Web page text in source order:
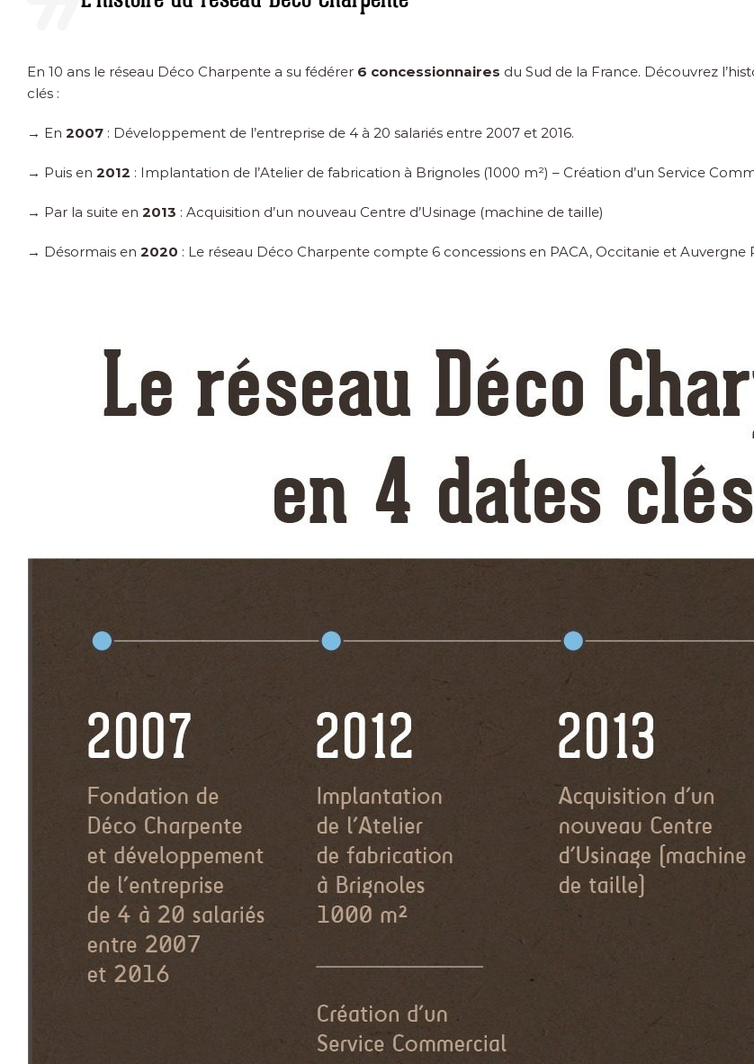
En 10 ans le réseau Déco Charpente a su fédérer 6 concessionnaires du Sud de la France. Découvrez
clés :
→ En 2007 : Développement de l’entreprise de 4 à 20 salariés entre 2007 et 2016.
→ Puis en 2012 : Implantation de l’Atelier de fabrication à Brignoles (1000 m²) – Création d’un Service
→ Par la suite en 2013 : Acquisition d’un nouveau Centre d’Usinage (machine de taille)
→ Désormais en 2020 : Le réseau Déco Charpente compte 6 concessions en PACA, Occitanie et Auvergne